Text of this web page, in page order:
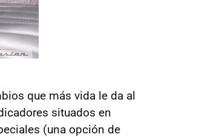
que más vida le da al
situados en
(una opción de